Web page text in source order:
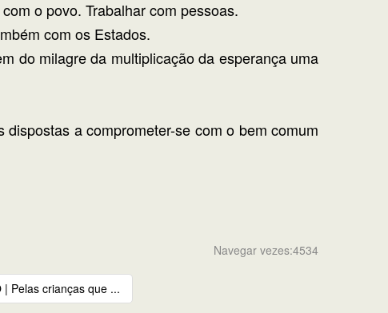
o povo. Trabalhar com pessoas.
com os Estados.
do milagre da multiplicação da esperança uma
a comprometer-se com o bem comum
Navegar vezes:4534
| Pelas crianças que ...